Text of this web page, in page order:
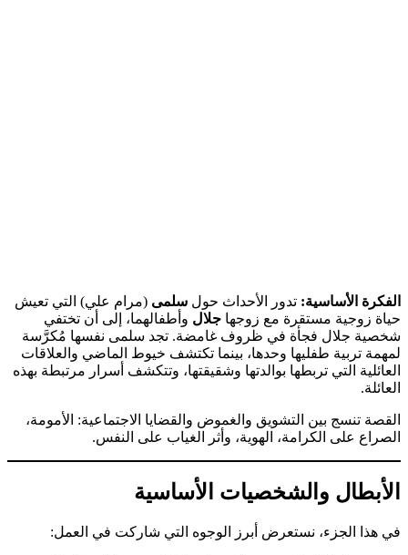
الفكرة الأساسية: تدور الأحداث حول سلمى (مرام علي) التي تعيش
حياة زوجية مستقرة مع زوجها جلال وأطفالهما، إلى أن تختفي
شخصية جلال فجأة في ظروف غامضة. تجد سلمى نفسها مُكرَّسة
لمهمة تربية طفليها وحدها، بينما تكتشف خيوط الماضي والعلاقات
العائلية التي تربطها بوالدتها وشقيقتها، وتتكشف أسرار مرتبطة بهذه
العائلة.
القصة تنسج بين التشويق والغموض والقضايا الاجتماعية: الأمومة،
الصراع على الكرامة، الهوية، وأثر الغياب على النفس.
الأبطال والشخصيات الأساسية
في هذا الجزء، نستعرض أبرز الوجوه التي شاركت في العمل: